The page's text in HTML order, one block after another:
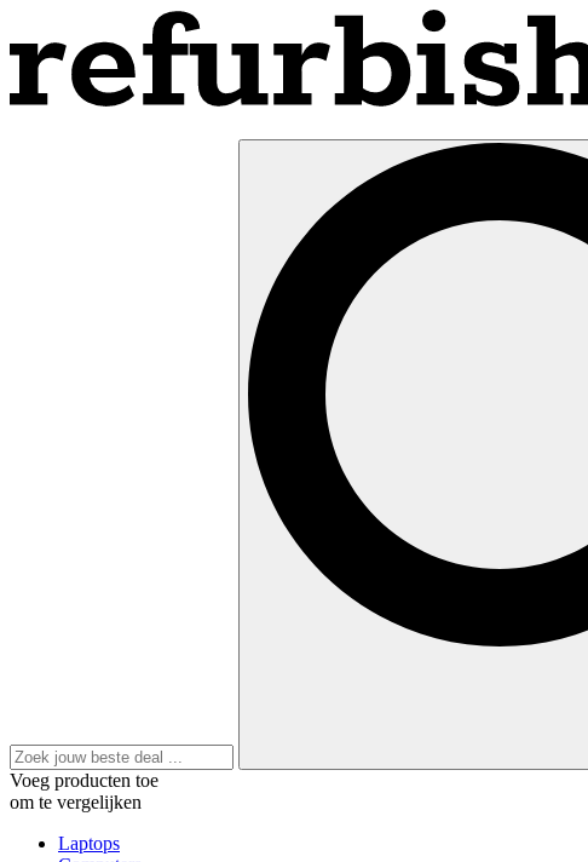
Voeg producten toe
om te vergelijken
Laptops